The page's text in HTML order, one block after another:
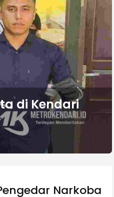
di Kendari
Narkoba